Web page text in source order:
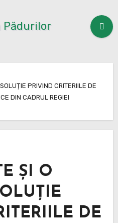
PRIVIND CRITERIILE DE
DIN CADRUL REGIEI
ȘI O
DE